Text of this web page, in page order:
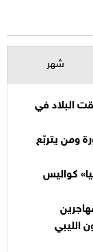
شهر
البلاد في
ومن يتربّع
كواليس
الليبي